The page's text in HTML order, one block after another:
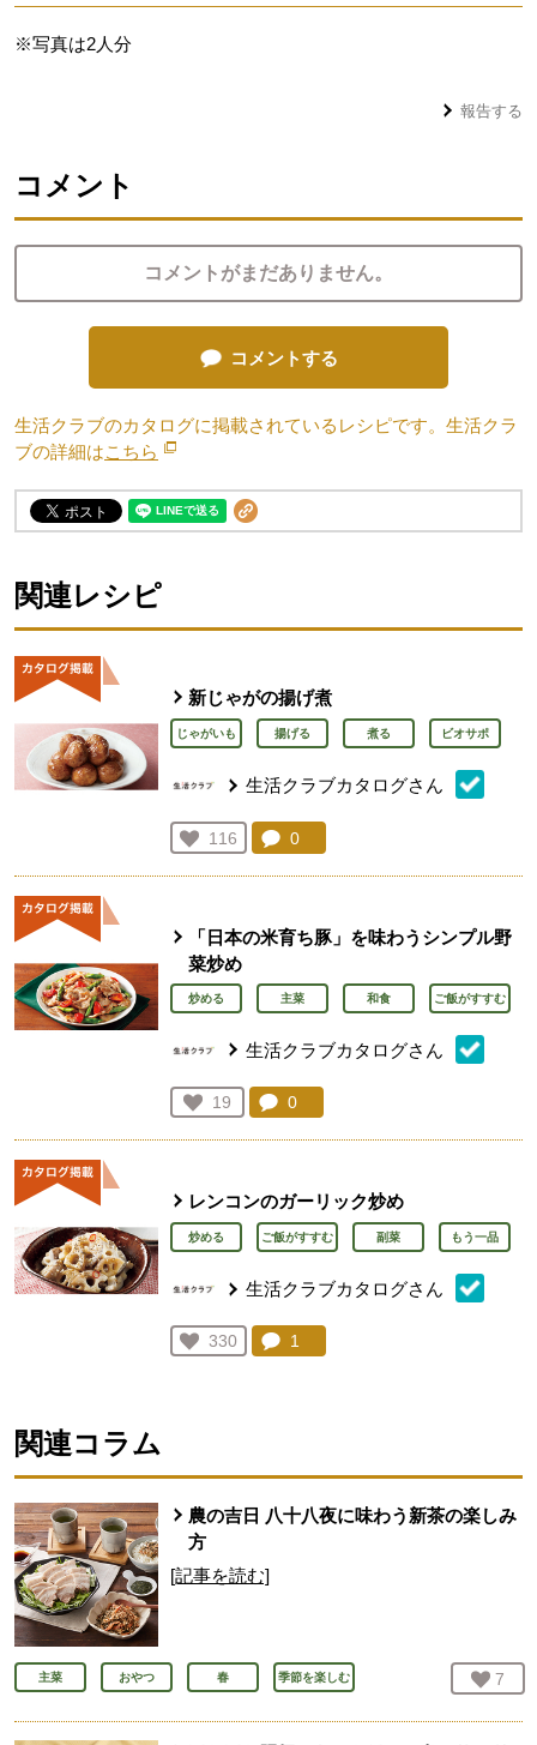
※写真は2人分
報告する
コメント
コメントがまだありません。
コメントする
生活クラブのカタログに掲載されているレシピです。生活クラ
ブの詳細はこちら 別のウィンドウで開きます。
関連レシピ
新じゃがの揚げ煮
じゃがいも 揚げる 煮る ビオサポ
生活クラブカタログさん
お気に入り登録：
116
人が登録
コメント：
0
「日本の米育ち豚」を味わうシンプル野
菜炒め
炒める 主菜 和食 ご飯がすすむ
生活クラブカタログさん
お気に入り登録：
19
人が登録
コメント：
0
レンコンのガーリック炒め
炒める ご飯がすすむ 副菜 もう一品
生活クラブカタログさん
お気に入り登録：
330
人が登録
コメント：
1
関連コラム
農の吉日 八十八夜に味わう新茶の楽しみ
方
[記事を読む]
主菜 おやつ 春 季節を楽しむ お気
7